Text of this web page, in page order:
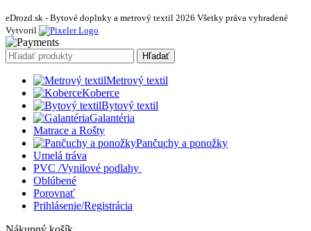
eDrozd.sk - Bytové doplnky a metrový textil 2026 Všetky práva vyhradené
Vytvoril
Hľadať
Metrový textil
Koberce
Bytový textil
Galantéria
Matrace a Rošty
Pančuchy a ponožky
Umelá tráva
PVC /Vynilové podlahy
Oblúbené
Porovnať
Prihlásenie/Registrácia